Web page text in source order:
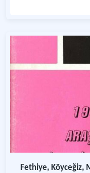
Fethiye, Köyceğiz,